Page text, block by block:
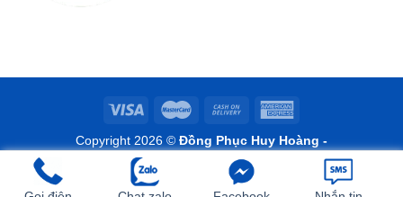
Copyright 2026 © Đồng Phục Huy Hoàng -
www.dongphuchuyhoang.com
Design by www.doseoweb.com